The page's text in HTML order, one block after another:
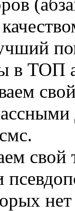
в ТОП
свой